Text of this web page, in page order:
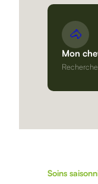
🐴
Mon
Soins